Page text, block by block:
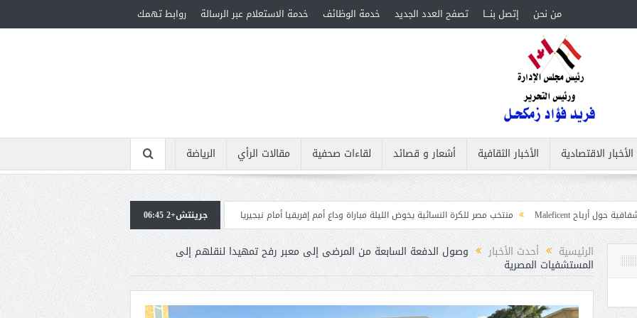
من نحن إتصل بنـــا تصفح العدد الجديد خدمة الوظائف خدمة الاستعلام عبر الرسالة روابط تهمك
الأخبار الاقتصادية الأخبار الثقافية أشعار و قصائد لقاءات صحفية مقالات الرأي
الرياضة
منتخب مصر للكرة النسائية يخوض الليلة مباراة وداع أمم إفريقيا أمام نيجيريا
استقبال جماهيرى حاشد لمحمد صلاح لدى وصوله إلى تركيا لإتمام انتقاله
جرينتش+2 06:45
الرئيسية أحدث الأخبار وصول الدفعة السابعة من المرضى إلى معبر رفح تمهيدا لنقلهم إلى
المستشفيات المصرية